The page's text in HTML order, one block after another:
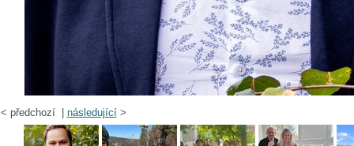
< předchozí | následující>